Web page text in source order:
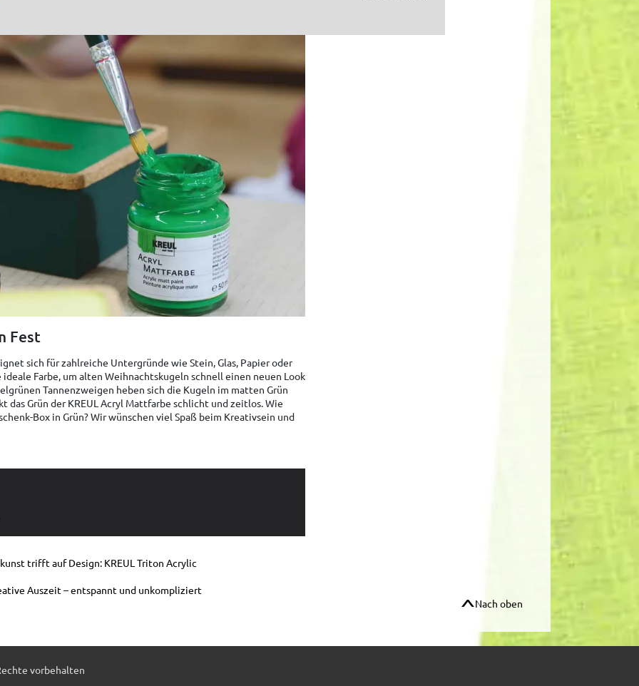
Fest
sich für zahlreiche Untergründe wie Stein, Glas, Papier oder
Farbe, um alten Weihnachtskugeln schnell einen neuen Look
Tannenzweigen heben sich die Kugeln im matten Grün
das Grün der KREUL Acryl Mattfarbe schlicht und zeitlos. Wie
Box in Grün? Wir wünschen viel Spaß beim Kreativsein und
trifft auf Design: KREUL Triton Acrylic
Auszeit – entspannt und unkompliziert
Nach oben
vorbehalten